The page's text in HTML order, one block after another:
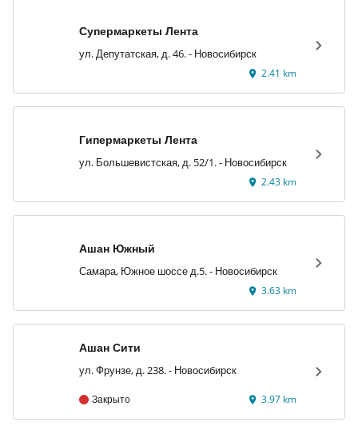
Супермаркеты Лента
ул. Депутатская, д. 46. - Новосибирск
2.41 km
Гипермаркеты Лента
ул. Большевистская, д. 52/1. - Новосибирск
2.43 km
Ашан Южный
Самара, Южное шоссе д.5. - Новосибирск
3.63 km
Ашан Сити
ул. Фрунзе, д. 238. - Новосибирск
Закрыто 3.97 km